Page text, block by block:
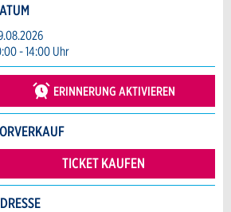
- 14:00 Uhr
ERINNERUNG AKTIVIEREN
TICKET KAUFEN